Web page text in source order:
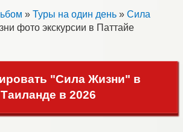
» Туры на один день» Сила
фото экскурсии в Паттайе
"Сила Жизни" в
Таиланде в 2026